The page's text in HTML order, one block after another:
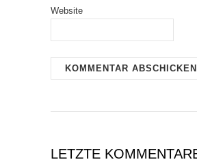
Website
LETZTE